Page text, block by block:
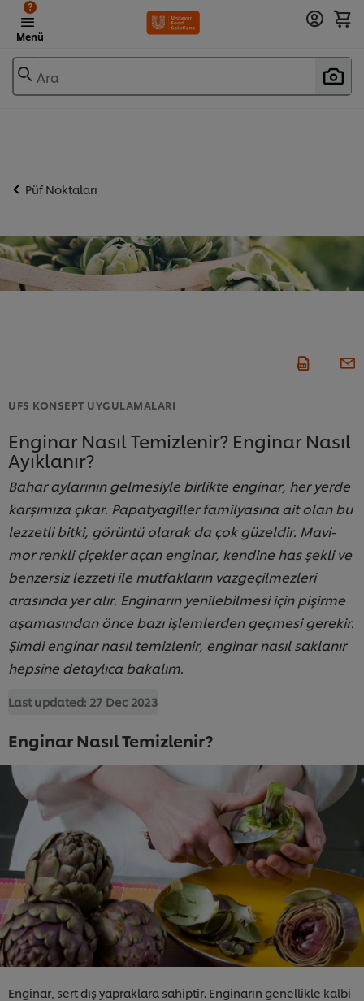
Menü
?
Ara
Püf Noktaları
UFS KONSEPT UYGULAMALARI
Enginar Nasıl Temizlenir? Enginar Nasıl
Ayıklanır?
Bahar aylarının gelmesiyle birlikte enginar, her yerde
karşımıza çıkar. Papatyagiller familyasına ait olan bu
lezzetli bitki, görüntü olarak da çok güzeldir. Mavi-
mor renkli çiçekler açan enginar, kendine has şekli ve
benzersiz lezzeti ile mutfakların vazgeçilmezleri
arasında yer alır. Enginarın yenilebilmesi için pişirme
aşamasından önce bazı işlemlerden geçmesi gerekir.
Şimdi enginar nasıl temizlenir, enginar nasıl saklanır
hepsine detaylıca bakalım.
Last updated: 27 Dec 2023
Enginar Nasıl Temizlenir?
Enginar, sert dış yapraklara sahiptir. Enginarın genellikle kalbi